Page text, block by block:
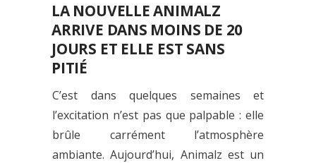
LA NOUVELLE ANIMALZ
ARRIVE DANS MOINS DE 20
JOURS ET ELLE EST SANS
PITIÉ
C’est dans quelques semaines et
l’excitation n’est pas que palpable : elle
brûle carrément l’atmosphère
ambiante. Aujourd’hui, Animalz est un